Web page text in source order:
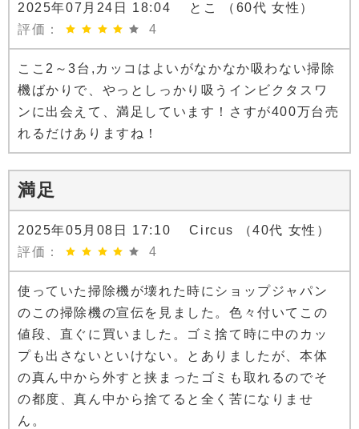
2025年07月24日 18:04 とこ （60代 女性）
評価：
4
ここ2～3台,カッコはよいがなかなか吸わない掃除
機ばかりで、やっとしっかり吸うインビクタスワ
ンに出会えて、満足しています！さすが400万台売
れるだけありますね！
満足
2025年05月08日 17:10 Circus （40代 女性）
評価：
4
使っていた掃除機が壊れた時にショップジャパン
のこの掃除機の宣伝を見ました。色々付いてこの
値段、直ぐに買いました。ゴミ捨て時に中のカッ
プも出さないといけない。とありましたが、本体
の真ん中から外すと挟まったゴミも取れるのでそ
の都度、真ん中から捨てると全く苦になりませ
ん。